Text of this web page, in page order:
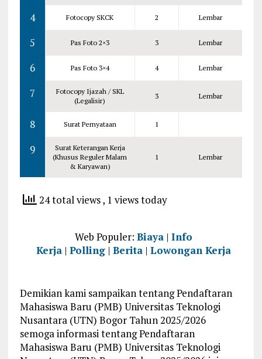
4 Fotocopy SKCK 2 Lembar
5 Pas Foto 2×3 3 Lembar
6 Pas Foto 3×4 4 Lembar
7
Fotocopy Ijazah / SKL
(Legalisir)
3 Lembar
8 Surat Pernyataan 1
9
Surat Keterangan Kerja
(Khusus Reguler Malam
& Karyawan)
1 Lembar
24 total views, 1 views today
Web Populer:Biaya |Info
Kerja |Polling |Berita |Lowongan Kerja
Demikian kami sampaikan tentang Pendaftaran
Mahasiswa Baru (PMB) Universitas Teknologi
Nusantara (UTN) Bogor Tahun 2025/2026
semoga informasi tentang Pendaftaran
Mahasiswa Baru (PMB) Universitas Teknologi